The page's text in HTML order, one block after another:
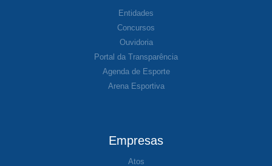
Entidades
Concursos
Ouvidoria
Portal da Transparência
Agenda de Esporte
Arena Esportiva
Empresas
Atos